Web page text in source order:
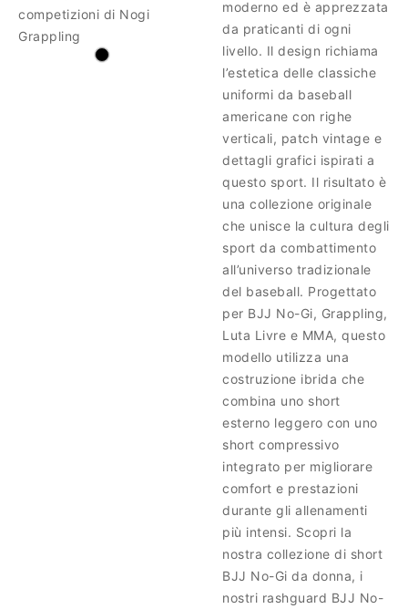
competizioni di Nogi
Grappling
moderno ed è apprezzata
da praticanti di ogni
livello. Il design richiama
l’estetica delle classiche
uniformi da baseball
americane con righe
verticali, patch vintage e
dettagli grafici ispirati a
questo sport. Il risultato è
una collezione originale
che unisce la cultura degli
sport da combattimento
all’universo tradizionale
del baseball. Progettato
per BJJ No-Gi, Grappling,
Luta Livre e MMA, questo
modello utilizza una
costruzione ibrida che
combina uno short
esterno leggero con uno
short compressivo
integrato per migliorare
comfort e prestazioni
durante gli allenamenti
più intensi. Scopri la
nostra collezione di short
BJJ No-Gi da donna, i
nostri rashguard BJJ No-